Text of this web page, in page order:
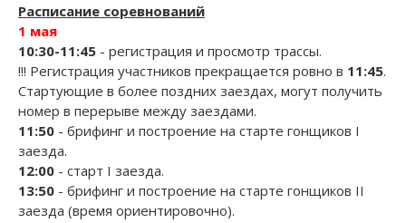
Расписание соревнований
1 мая
10:30-11:45 - регистрация и просмотр трассы.
!!! Регистрация участников прекращается ровно в 11:45.
Стартующие в более поздних заездах, могут получить
номер в перерыве между заездами.
11:50 - брифинг и построение на старте гонщиков I
заезда.
12:00 - старт I заезда.
13:50 - брифинг и построение на старте гонщиков II
заезда (время ориентировочно).